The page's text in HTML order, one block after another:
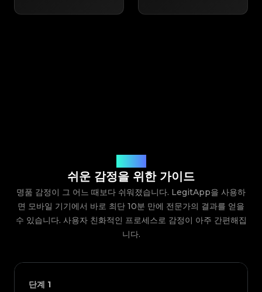
쉬운 감정을 위한 가이드
명품 감정이 그 어느 때보다 쉬워졌습니다. LegitApp을 사용하
면 모바일 기기에서 바로 최단 10분 만에 전문가의 결과를 얻을
수 있습니다. 사용자 친화적인 프로세스로 감정이 아주 간편해집
니다.
단계 1